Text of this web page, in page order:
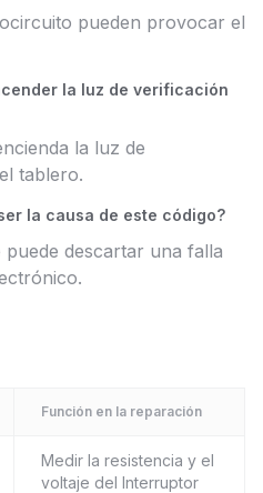
pueden provocar el
la luz de verificación
la luz de
tablero.
la causa de este código?
descartar una falla
Función en la reparación
Medir la resistencia y el
voltaje del Interruptor